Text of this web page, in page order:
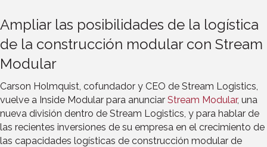
Ampliar las posibilidades de la logística
de la construcción modular con Stream
Modular
Carson Holmquist, cofundador y CEO de Stream Logistics,
vuelve a Inside Modular para anunciar Stream Modular, una
nueva división dentro de Stream Logistics, y para hablar de
las recientes inversiones de su empresa en el crecimiento de
las capacidades logísticas de construcción modular de